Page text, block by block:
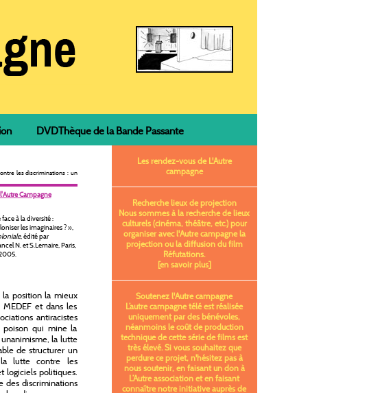
DVDThèque de la Bande Passante
les discriminations : un
Campagne
à la diversité :
les imaginaires ? »,
, édité par
N. et S.Lemaire, Paris,
la position la mieux
et dans les
antiracistes
poison qui mine la
la lutte
de structurer un
lutte contre les
logiciels politiques.
des discriminations
Les rendez-vous de L'Autre
campagne
Recherche lieux de projection
Nous sommes à la recherche de lieux
culturels (cinéma, théâtre, etc.) pour
organiser avec l'Autre campagne la
projection ou la diffusion du film
Réfutations.
[en savoir plus]
Soutenez l'Autre campagne
L’autre campagne télé est réalisée
uniquement par des bénévoles,
néanmoins le coût de production
technique de cette série de films est
très élevé. Si vous souhaitez que
perdure ce projet, n'hésitez pas à
nous soutenir, en faisant un don à
L’Autre association et en faisant
connaître notre initiative auprès de